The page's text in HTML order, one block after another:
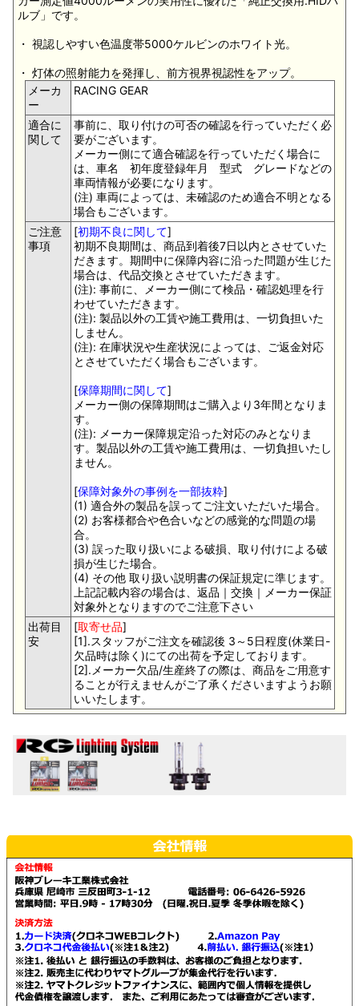
ルブ」です。
・ 視認しやすい色温度帯5000ケルビンのホワイト光。
・ 灯体の照射能力を発揮し、前方視界視認性をアップ。
メーカ
ー
RACING GEAR
適合に
関して
事前に、取り付けの可否の確認を行っていただく必
要がございます。
メーカー側にて適合確認を行っていただく場合に
は、車名 初年度登録年月 型式 グレードなどの
車両情報が必要になります。
(注) 車両によっては、未確認のため適合不明となる
場合もございます。
ご注意
事項
[初期不良に関して]
初期不良期間は、商品到着後7日以内とさせていた
だきます。期間中に保障内容に沿った問題が生じた
場合は、代品交換とさせていただきます。
(注): 事前に、メーカー側にて検品・確認処理を行
わせていただきます。
(注): 製品以外の工賃や施工費用は、一切負担いた
しません。
(注): 在庫状況や生産状況によっては、ご返金対応
とさせていただく場合もございます。
[保障期間に関して]
メーカー側の保障期間はご購入より3年間となりま
す。
(注): メーカー保障規定沿った対応のみとなりま
す。製品以外の工賃や施工費用は、一切負担いたし
ません。
[保障対象外の事例を一部抜粋]
(1) 適合外の製品を誤ってご注文いただいた場合。
(2) お客様都合や色合いなどの感覚的な問題の場
合。
(3) 誤った取り扱いによる破損、取り付けによる破
損が生じた場合。
(4) その他 取り扱い説明書の保証規定に準じます。
上記記載内容の場合は、返品｜交換｜メーカー保証
対象外となりますのでご注意下さい
出荷目
安
[取寄せ品]
[1].スタッフがご注文を確認後 3～5日程度(休業日-
欠品時は除く)にての出荷を予定しております。
[2].メーカー欠品/生産終了の際は、商品をご用意す
ることが行えませんがご了承くださいますようお願
いいたします。